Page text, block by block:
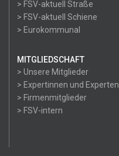
> FSV-aktuell Straße
> FSV-aktuell Schiene
> Eurokommunal
MITGLIEDSCHAFT
> Unsere Mitglieder
> Expertinnen und Experten
> Firmenmitglieder
> FSV-intern